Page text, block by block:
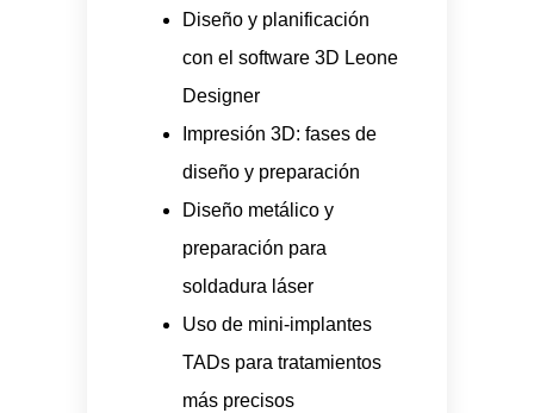
Diseño y planificación
con el software 3D Leone
Designer
Impresión 3D: fases de
diseño y preparación
Diseño metálico y
preparación para
soldadura láser
Uso de mini-implantes
TADs para tratamientos
más precisos